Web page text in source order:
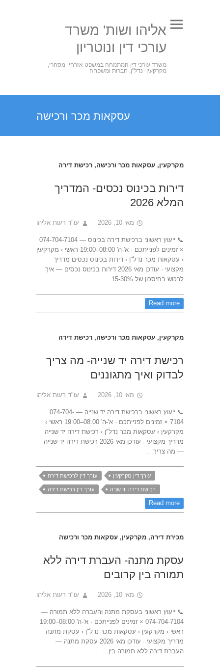
אליהו ושות' משרד
עורכי דין ונוטריון
משרד עורכי דין המתמחה במשפט אזרחי- מסחרי,
מקרקעין- נדל"ן, חברות ומשפחה
עסקאות מכר ורכישה
מקרקעין, עסקאות מכר ורכישה, רכישת דירה
דירות בכינוס נכסים- המדריך
המלא 2026
עו"ד רעות אליהו מאי 10, 2026
📞 ייעוץ ראשוני ברכישת דירה בכינוס — 074-704-7104
× זמינים לפנייתכם · א'-ה' 08:00–19:00 ראשי › מקרקעין
› עסקאות מכר נדל"ן › דירות בכינוס נכסים מדריך
מקצועי · עודכן מאי 2026 דירות בכינוס נכסים — איך
לרכוש בחיסכון של 15-30%…
Read more
מקרקעין, עסקאות מכר ורכישה, רכישת דירה
רכישת דירה יד שנייה- מה צריך
לבדוק ואיך מתגוננים
עו"ד רעות אליהו מאי 10, 2026
📞 ייעוץ ראשוני ברכישת דירה יד שנייה — 074-704-
7104 × זמינים לפנייתכם · א'-ה' 08:00–19:00 ראשי ›
מקרקעין › עסקאות מכר נדל"ן › רכישת דירה יד שנייה
מדריך מקצועי · עודכן מאי 2026 רכישת דירה יד שנייה
— מה צריך…
עורך דין לרכישת דירה עורך דין מקרקעין
עורך דין רכישת דירה רכישת דירה יד שניה
Read more
מכירת דירה, מקרקעין, עסקאות מכר ורכישה
עסקת מתנה- העברת דירה ללא
תמורה בין קרובים
עו"ד רעות אליהו מאי 10, 2026
📞 ייעוץ ראשוני בעסקת מתנה והעברה ללא תמורה —
074-704-7104 × זמינים לפנייתכם · א'-ה' 08:00–19:00
ראשי › מקרקעין › עסקאות מכר נדל"ן › עסקת מתנה
מדריך מקצועי · עודכן מאי 2026 עסקת מתנה —
העברת דירה ללא תמורה בין…